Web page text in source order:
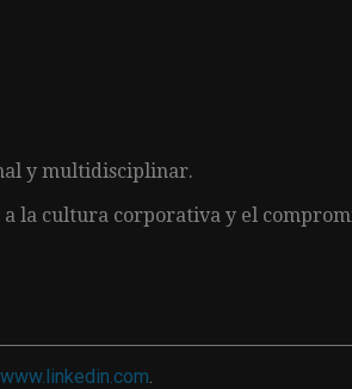
y multidisciplinar.
la cultura corporativa y el
www.linkedin.com